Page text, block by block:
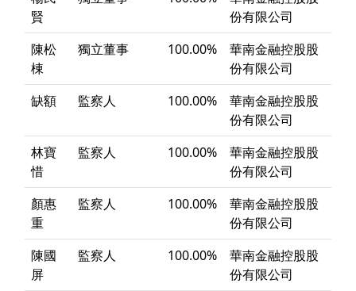
賢
份有限公司
陳松
棟
獨立董事 100.00%
華南金融控股股
份有限公司
缺額
監察人 100.00%
華南金融控股股
份有限公司
林寶
惜
監察人 100.00%
華南金融控股股
份有限公司
顏惠
重
監察人 100.00%
華南金融控股股
份有限公司
陳國
屏
監察人 100.00%
華南金融控股股
份有限公司